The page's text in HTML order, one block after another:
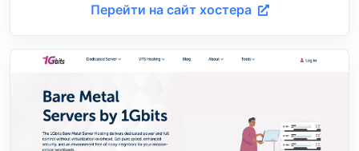
Перейти на сайт хостера